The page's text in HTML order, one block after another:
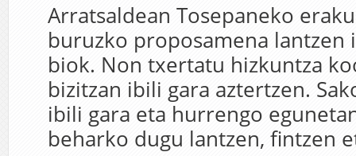
Arratsaldean Tosepaneko
buruzko proposamena lantzen
biok. Non txertatu hizkuntza
bizitzan ibili gara aztertzen.
ibili gara eta hurrengo
beharko dugu lantzen, fintzen